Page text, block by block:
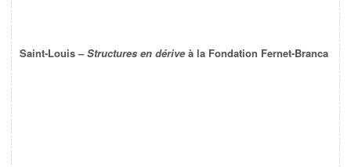
Saint-Louis –Structures en dérive à la Fondation Fernet-Branca